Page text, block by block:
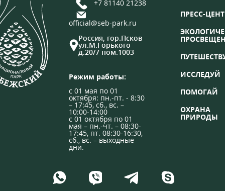
+7 81140 21238
official@seb-park.ru
Россия, гор.Псков
ул.М.Горького
д.20/7 пом.1003
Режим работы:
с 01 мая по 01
октября: пн.-пт. - 8:30
– 17:45, сб., вс. –
10:00-14:00
с 01 октября по 01
мая – пн.-чт. – 08:30-
17:45, пт. 08:30-16:30,
сб., вс. – выходные
дни.
ПРЕСС-
ИССЛЕДУЙ
ПОМОГАЙ
ОХРАНА
ПРИРОДЫ